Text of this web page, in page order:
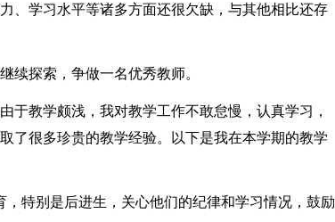
、学习水平等诸多方面还很欠缺，与其他相比还存
探索，争做一名优秀教师。
教学颇浅，我对教学工作不敢怠慢，认真学习，
了很多珍贵的教学经验。以下是我在本学期的教学
特别是后进生，关心他们的纪律和学习情况，鼓励